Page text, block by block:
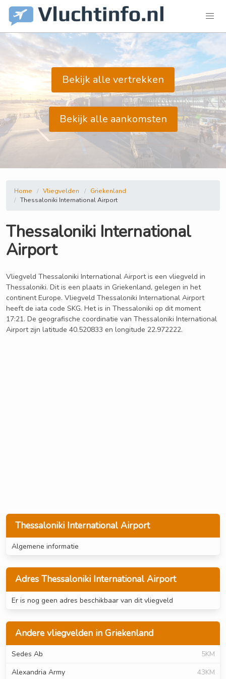
Bekijk alle vertrekken
Bekijk alle aankomsten
Thessaloniki International Airport
Algemene informatie
Adres Thessaloniki International Airport
Er is nog geen adres beschikbaar van dit vliegveld
Andere vliegvelden in Griekenland
Sedes Ab
5KM
Alexandria Army
43KM
Home Vliegvelden
Griekenland
Thessaloniki International Airport
Thessaloniki International
Airport
Vliegveld Thessaloniki International Airport is een vliegveld in
Thessaloniki. Dit is een plaats in Griekenland, gelegen in het
continent Europe. Vliegveld Thessaloniki International Airport
heeft de iata code SKG. Het is in Thessaloniki op dit moment
17:21. De geografische coordinatie van Thessaloniki International
Airport zijn latitude 40.520833 en longitude 22.972222.